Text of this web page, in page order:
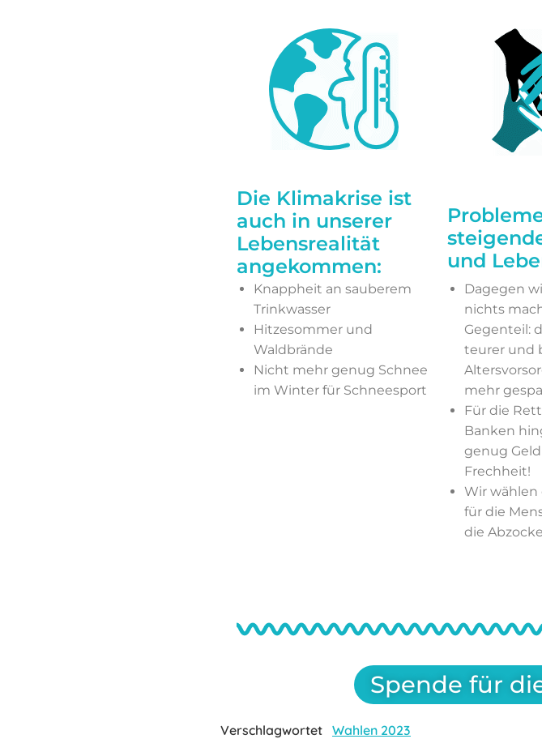
Die Klimakrise ist
auch in unserer
Lebensrealität
angekommen:
Knappheit an sauberem
Trinkwasser
Hitzesommer und
Waldbrände
Nicht mehr genug Schnee
im Winter für Schneesport
und
Dagegen
nichts
Gegenteil:
teurer und
mehr
Für die
Banken
genug Geld
Frechheit!
Wir wählen
für die
die
Spende für
Verschlagwortet Wahlen 2023